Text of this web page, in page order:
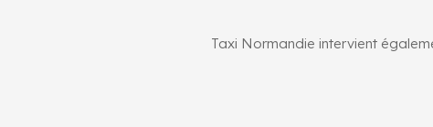
Taxi Normandie intervient